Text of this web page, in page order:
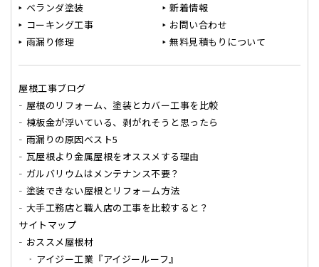
ベランダ塗装
コーキング工事
雨漏り修理
新着情報
お問い合わせ
無料見積もりについて
屋根工事ブログ
屋根のリフォーム、塗装とカバー工事を比較
棟板金が浮いている、剥がれそうと思ったら
雨漏りの原因ベスト5
瓦屋根より金属屋根をオススメする理由
ガルバリウムはメンテナンス不要？
塗装できない屋根とリフォーム方法
大手工務店と職人店の工事を比較すると？
サイトマップ
おススメ屋根材
アイジー工業『アイジールーフ』